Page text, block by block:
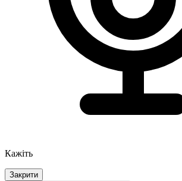
Кажіть
Закрити